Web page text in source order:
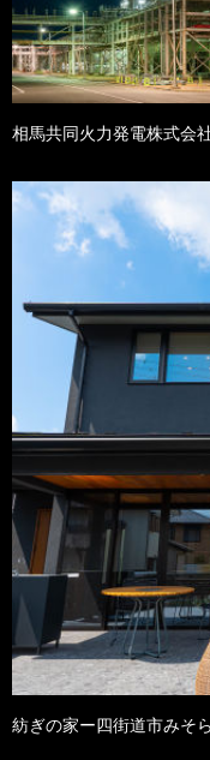
相馬共同火力発電株式
紡ぎの家ー四街道市みそ